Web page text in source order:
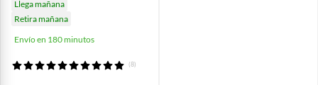
Llega mañana
Retira mañana
Envío en 180 minutos
(8)